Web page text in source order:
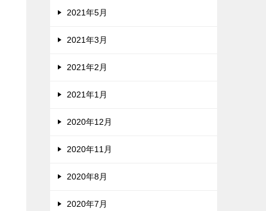
2021年5月
2021年3月
2021年2月
2021年1月
2020年12月
2020年11月
2020年8月
2020年7月